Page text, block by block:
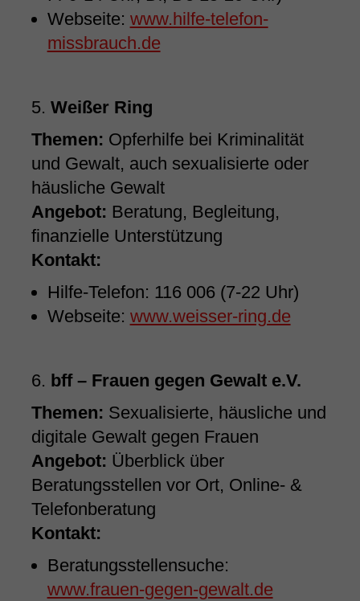
Webseite: www.hilfe-telefon-
missbrauch.de
5. Weißer Ring
Themen: Opferhilfe bei Kriminalität
und Gewalt, auch sexualisierte oder
häusliche Gewalt
Angebot: Beratung, Begleitung,
finanzielle Unterstützung
Kontakt:
Hilfe-Telefon: 116 006 (7-22 Uhr)
Webseite: www.weisser-ring.de
6. bff – Frauen gegen Gewalt e.V.
Themen: Sexualisierte, häusliche und
digitale Gewalt gegen Frauen
Angebot: Überblick über
Beratungsstellen vor Ort, Online- &
Telefonberatung
Kontakt:
Beratungsstellensuche:
www.frauen-gegen-gewalt.de